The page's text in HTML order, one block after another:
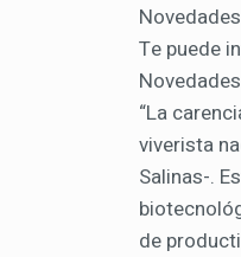
Te puede
“La
viverista
Salinas-.
de